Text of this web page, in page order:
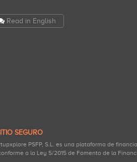
Read in English
SEGURO
PSFP, S.L. es una plataforma de
a la Ley 5/2015 de Fomento de la